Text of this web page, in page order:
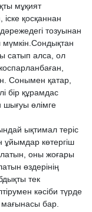
мұқият
қосқаннан
тозуынан
сатып алса, ол
Сонымен қатар,
бір құрамдас
шығуы өлімге
ықтимал теріс
ұйымдар көтергіш
оны жоғары
өздерінің
тек
кәсіби түрде
бар.